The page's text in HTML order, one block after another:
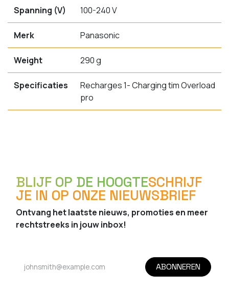
Spanning (V) 100-240 V
Merk Panasonic
Weight 290 g
Specificaties
Recharges 1- Charging tim Overload
pro
BLIJF OP DE HOOGTESCHRIJF
JE IN OP ONZE NIEUWSBRIEF
Ontvang het laatste nieuws, promoties en meer
rechtstreeks in jouw inbox!
ABONNEREN